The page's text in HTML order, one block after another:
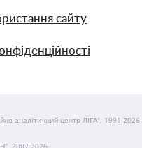
сайту
аналітичний центр ЛІГА", 1991-2026.
2007-2026.